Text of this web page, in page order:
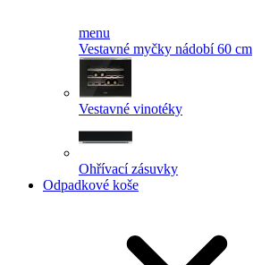
menu
Vestavné myčky nádobí 60 cm
Vestavné vinotéky
Ohřívací zásuvky
Odpadkové koše